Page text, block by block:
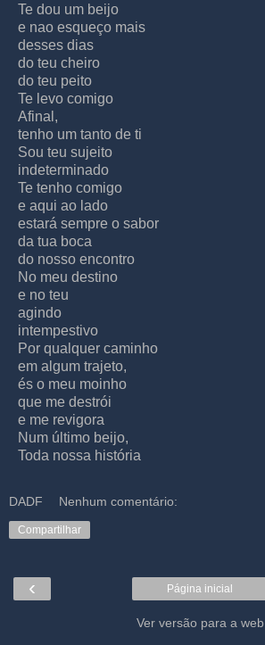
Te dou um beijo
e nao esqueço mais
desses dias
do teu cheiro
do teu peito
Te levo comigo
Afinal,
tenho um tanto de ti
Sou teu sujeito
indeterminado
Te tenho comigo
e aqui ao lado
estará sempre o sabor
da tua boca
do nosso encontro
No meu destino
e no teu
agindo
intempestivo
Por qualquer caminho
em algum trajeto,
és o meu moinho
que me destrói
e me revigora
Num último beijo,
Toda nossa história
DADF Nenhum comentário:
Compartilhar
‹ Página inicial
Ver versão para a web